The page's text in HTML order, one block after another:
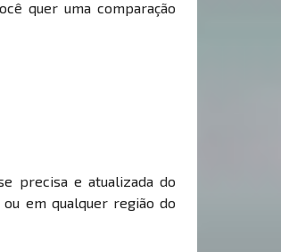
quer uma comparação
precisa e atualizada do
ou em qualquer região do